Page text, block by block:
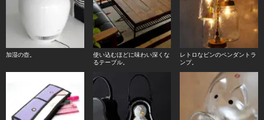
加湿の壺。
使い込むほどに味わい深くな
るテーブル。
レトロなビンのペンダントラ
ンプ。